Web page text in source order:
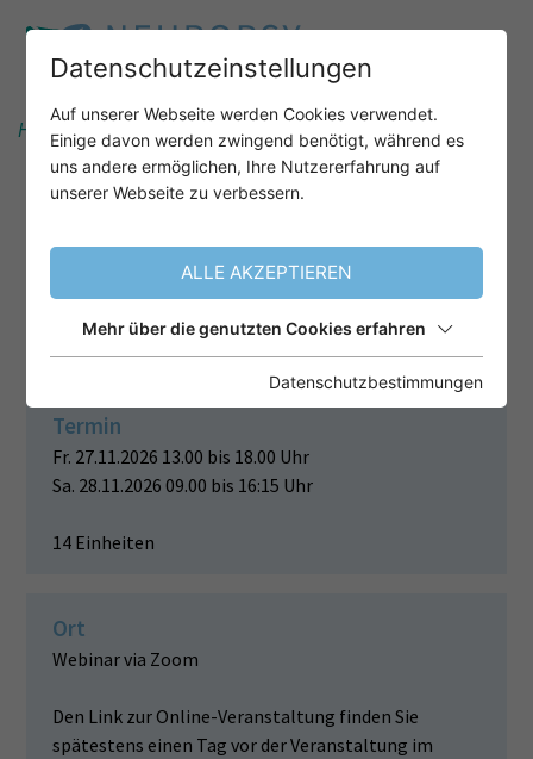
Home Unser Angebot
WIE DIE
ERZIEHUNGSPSYCHOLOGIE VON
DER NEUROPSYCHOLOGIE
PROFITIEREN KANN!
Termin
Fr. 27.11.2026 13.00 bis 18.00 Uhr
Sa. 28.11.2026 09.00 bis 16:15 Uhr
14 Einheiten
Ort
Webinar via Zoom
Den Link zur Online-Veranstaltung finden Sie
spätestens einen Tag vor der Veranstaltung im
Datenschutzeinstellungen
Auf unserer Webseite werden Cookies verwendet.
Einige davon werden zwingend benötigt, während es
uns andere ermöglichen, Ihre Nutzererfahrung auf
unserer Webseite zu verbessern.
ALLE AKZEPTIEREN
Mehr über die genutzten Cookies erfahren
Datenschutzbestimmungen